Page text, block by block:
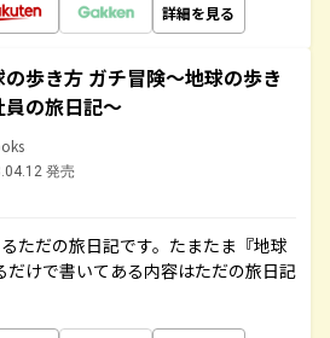
詳細を見る
の歩き方 ガチ冒険～地球の歩き
員の旅日記～
発売
ただの旅日記です。たまたま『地球
だけで書いてある内容はただの旅日記